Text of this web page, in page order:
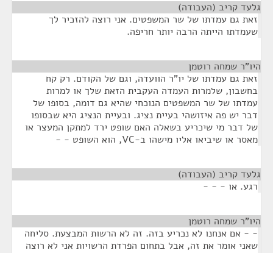
גלעד קריב (העבודה)
זאת גם עמדתו של שר המשפטים. אני רוצה להזכיר לך
שעמדתו הייתה הרבה יותר חריפה.
היו"ר שמחה רוטמן
זאת גם עמדתו של יו"ר הוועדה, וגם של הקודם. רק קח
בחשבון, שלמרות העמדה העקבית הזאת שלך או למרות
עמדתו של שר המשפטים הנוכחי שהיא גם דומה, בסופו של
דבר יש פה איזושהי בעיית נציג. ובעיית הנציג היא שבסופו
של דבר מי שיכריע בשאלה האם שופט ירד למתקן המעצר או
מאסר או שיביאו אליו מישהו ב-VC, הוא השופט - -
גלעד קריב (העבודה)
רגע. או - - -
היו"ר שמחה רוטמן
- - אם אנחנו לא נכריע בזה. זה לא הרשות המבצעת. סליחה
שאני אומר את זה, אבל בתחום הפרדת הרשויות אני לא רוצה